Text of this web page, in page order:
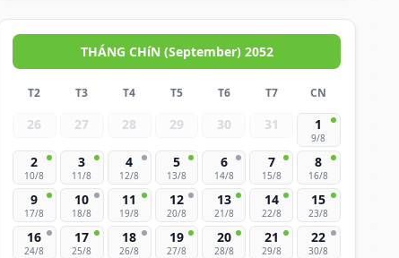
THÁNG CHíN (September) 2052
T2 T3 T4 T5 T6 T7 CN
26 27 28 29 30 31 1
9/8
2
10/8
3
11/8
4
12/8
5
13/8
6
14/8
7
15/8
8
16/8
9
17/8
10
18/8
11
19/8
12
20/8
13
21/8
14
22/8
15
23/8
16
24/8
17
25/8
18
26/8
19
27/8
20
28/8
21
29/8
22
30/8